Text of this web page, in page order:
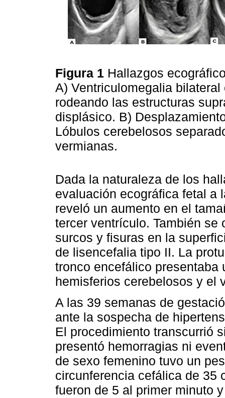
Figura 1 Hallazgos
A) Ventriculomegalia
rodeando las estructuras
displásico. B)
Lóbulos cerebelosos
vermianas.
Dada la naturaleza de los
evaluación ecográfica fetal a
reveló un aumento en el
tercer ventrículo. También
surcos y fisuras en la
de lisencefalia tipo II. La
tronco encefálico presentaba
hemisferios cerebelosos y el
A las 39 semanas de
ante la sospecha de
El procedimiento transcurrió
presentó hemorragias ni
de sexo femenino tuvo un
circunferencia cefálica de 35
fueron de 5 al primer minuto